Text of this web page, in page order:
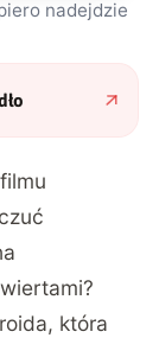
nadejdzie
która